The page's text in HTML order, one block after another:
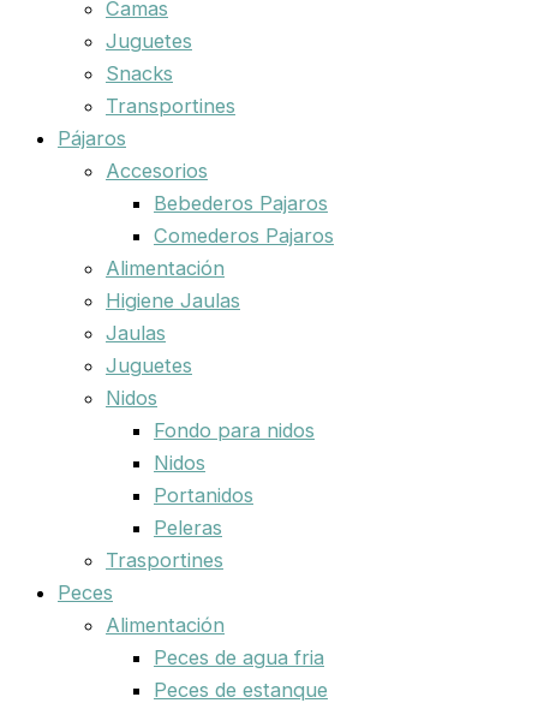
Camas
Juguetes
Snacks
Transportines
Pájaros
Accesorios
Bebederos Pajaros
Comederos Pajaros
Alimentación
Higiene Jaulas
Jaulas
Juguetes
Nidos
Fondo para nidos
Nidos
Portanidos
Peleras
Trasportines
Peces
Alimentación
Peces de agua fria
Peces de estanque